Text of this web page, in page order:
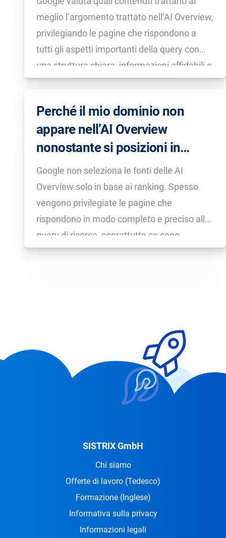
meglio l’argomento trattato nell’AI Overview,
privilegiando le pagine che rispondono a
tutti gli aspetti importanti della query con
una struttura chiara, informazioni affidabili e
specializzate sull’argomento. Spesso le
un’elevata autorevolezza sul tema in
questione e contengono informazioni
aggiornate e […]
Perché il mio dominio non
appare nell’AI Overview
nonostante si posizioni in
prima pagina su Google?
Google non seleziona le fonti delle AI
Overview solo in base ai ranking. Spesso
vengono privilegiate le pagine che
rispondono in modo completo e preciso alla
query di ricerca, soprattutto se sono
considerate particolarmente rilevanti o
SISTRIX GmbH
Chi siamo
Offerte di lavoro (Tedesco)
Formazione (Inglese)
Informativa sulla privacy
Informazioni legali